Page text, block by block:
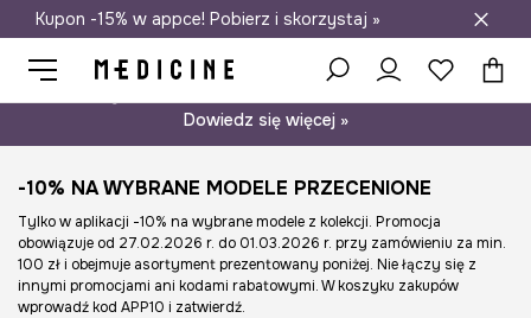
Darmowa dostawa do salonów
Kupon -15% w appce! Pobierz i skorzystaj »
Dowiedz się więcej »
-10% NA WYBRANE MODELE PRZECENIONE
Tylko w aplikacji -10% na wybrane modele z kolekcji. Promocja
obowiązuje od 27.02.2026 r. do 01.03.2026 r. przy zamówieniu za min.
100 zł i obejmuje asortyment prezentowany poniżej. Nie łączy się z
innymi promocjami ani kodami rabatowymi. W koszyku zakupów
wprowadź kod APP10 i zatwierdź.